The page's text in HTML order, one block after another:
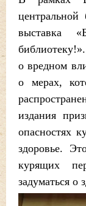
центральной
выставка
о вредном
о мерах,
издания
опасностях
здоровье.
курящих
задуматься о